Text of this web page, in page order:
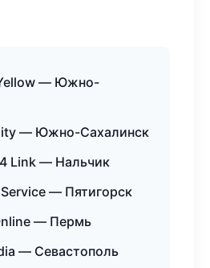
— Южно-
— Южно-Сахалинск
Link — Нальчик
— Пятигорск
— Пермь
— Севастополь